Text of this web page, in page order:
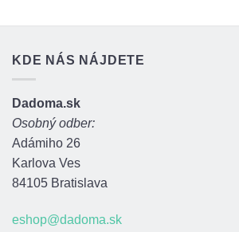
KDE NÁS NÁJDETE
Dadoma.sk
Osobný odber:
Adámiho 26
Karlova Ves
84105 Bratislava
eshop@dadoma.sk